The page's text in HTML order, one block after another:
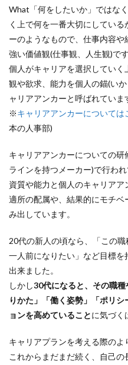
What「何をしたいか」ではな
く上で何を一番大切にしてい
ーのようなもので、仕事内容
強い価値観(仕事観、人生観)です
個人がキャリアを選択してい
観や欲求、能力を個人の錨(い
ャリアアンカーと呼ばれていま
※キャリアアンカーについては
本の人事部)
キャリアアンカーについての
ラインを持つメーカー)で行わ
資質や能力と個人のキャリア
適所の配属や、結果的にモチ
み出しています。
20代の新人の頃なら、「この
一人前になりたい」など目標
出来ました。
しかし30代になると、その職
りかた」「働く姿勢」「ポリ
ョンを高めていることに気づく
キャリアプランを考える際のよ
これからまだまだ続く、自己